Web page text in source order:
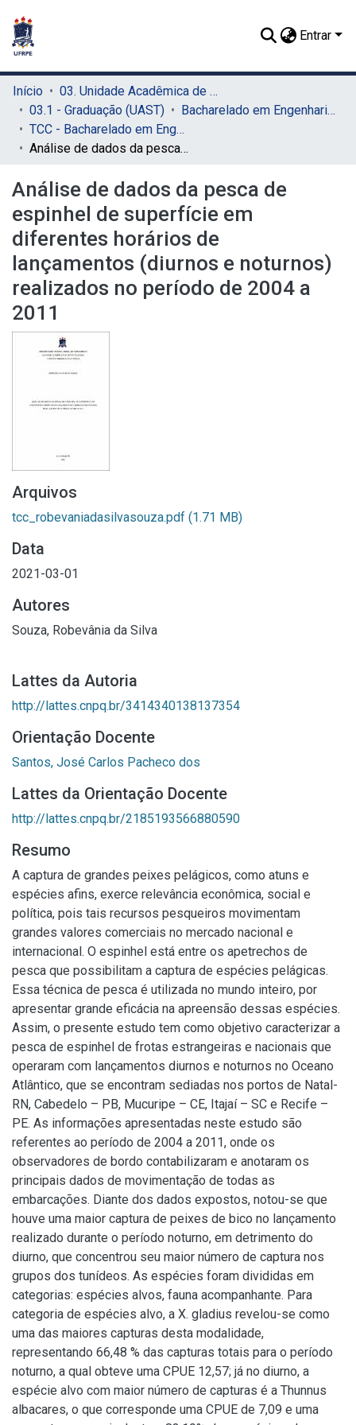
Entrar
Início
03. Unidade Acadêmica de Serra Talhada (UAST)
03.1 - Graduação (UAST)
Bacharelado em Engenharia de Pesca (UAST)
TCC - Bacharelado em Engenharia de Pesca (UAST)
Análise de dados da pesca de espinhel de superfície em diferentes horários de lançamentos (diurnos e noturnos) realizados no período de 2004 a 2011
Análise de dados da pesca de
espinhel de superfície em
diferentes horários de
lançamentos (diurnos e noturnos)
realizados no período de 2004 a
2011
Arquivos
tcc_robevaniadasilvasouza.pdf (1.71 MB)
Data
2021-03-01
Autores
Souza, Robevânia da Silva
Lattes da Autoria
http://lattes.cnpq.br/3414340138137354
Orientação Docente
Santos, José Carlos Pacheco dos
Lattes da Orientação Docente
http://lattes.cnpq.br/2185193566880590
Resumo
A captura de grandes peixes pelágicos, como atuns e
espécies afins, exerce relevância econômica, social e
política, pois tais recursos pesqueiros movimentam
grandes valores comerciais no mercado nacional e
internacional. O espinhel está entre os apetrechos de
pesca que possibilitam a captura de espécies pelágicas.
Essa técnica de pesca é utilizada no mundo inteiro, por
apresentar grande eficácia na apreensão dessas espécies.
Assim, o presente estudo tem como objetivo caracterizar a
pesca de espinhel de frotas estrangeiras e nacionais que
operaram com lançamentos diurnos e noturnos no Oceano
Atlântico, que se encontram sediadas nos portos de Natal-
RN, Cabedelo – PB, Mucuripe – CE, Itajaí – SC e Recife –
PE. As informações apresentadas neste estudo são
referentes ao período de 2004 a 2011, onde os
observadores de bordo contabilizaram e anotaram os
principais dados de movimentação de todas as
embarcações. Diante dos dados expostos, notou-se que
houve uma maior captura de peixes de bico no lançamento
realizado durante o período noturno, em detrimento do
diurno, que concentrou seu maior número de captura nos
grupos dos tunídeos. As espécies foram divididas em
categorias: espécies alvos, fauna acompanhante. Para
categoria de espécies alvo, a X. gladius revelou-se como
uma das maiores capturas desta modalidade,
representando 66,48 % das capturas totais para o período
noturno, a qual obteve uma CPUE 12,57; já no diurno, a
espécie alvo com maior número de capturas é a Thunnus
albacares, o que corresponde uma CPUE de 7,09 e uma